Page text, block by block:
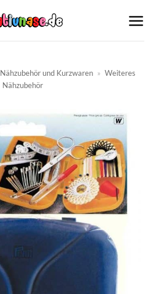
Nähzubehör und Kurzwaren » Weiteres
Nähzubehör